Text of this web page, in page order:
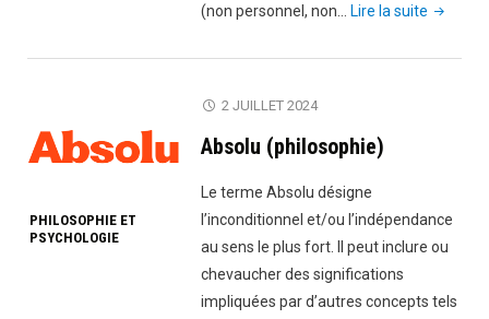
(non personnel, non…
Lire la suite
PHILOSOPHIE ET
PSYCHOLOGIE
2 JUILLET 2024
Absolu (philosophie)
Le terme Absolu désigne
l’inconditionnel et/ou l’indépendance
au sens le plus fort. Il peut inclure ou
chevaucher des significations
impliquées par d’autres concepts tels